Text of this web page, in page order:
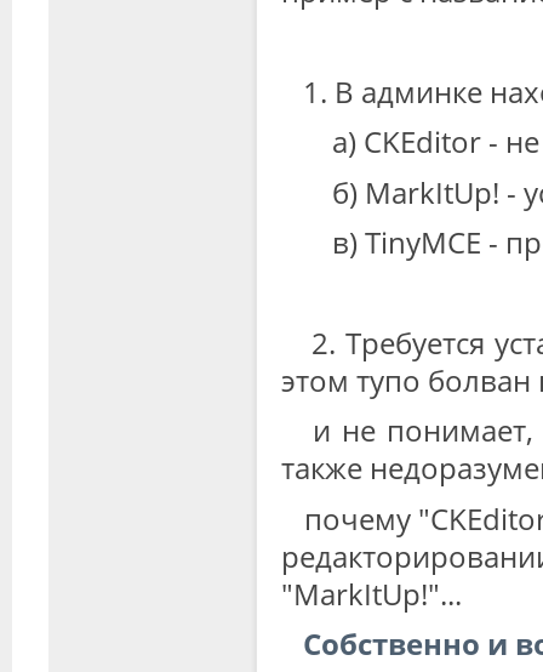
1. В админке
а) CKEditor - не
б) MarkItUp! -
в) TinyMCE -
2. Требуется
этом тупо болван
и не понимает,
также
почему
"MarkItUp!"...
Собственно и